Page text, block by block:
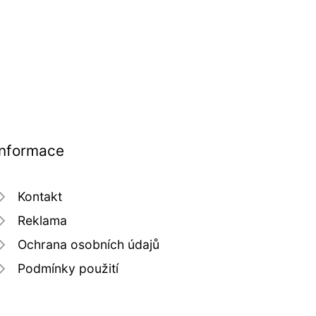
Kontakt
Reklama
Ochrana osobních údajů
Podmínky použití